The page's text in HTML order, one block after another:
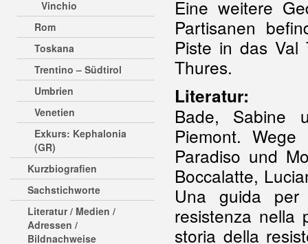
Vinchio
Rom
Toskana
Trentino – Südtirol
Umbrien
Venetien
Exkurs: Kephalonia
(GR)
Kurzbiografien
Sachstichworte
Literatur / Medien /
Adressen /
Bildnachweise
Eine weitere
Partisanen
Piste in das Val
Thures.
Literatur:
Bade, Sabine
Piemont.
Paradiso und
Boccalatte,
Una guida
resistenza nella
storia della